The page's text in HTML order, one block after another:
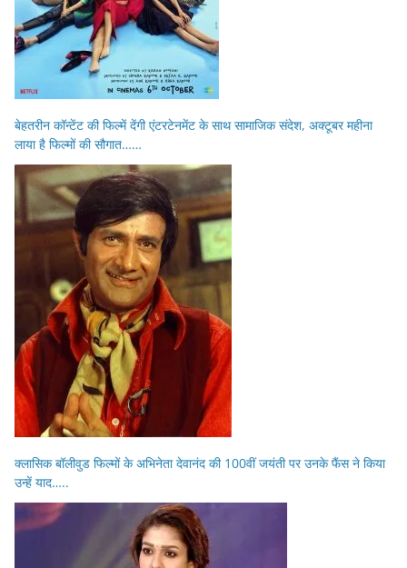
बेहतरीन कॉन्टेंट की फिल्में देंगी एंटरटेनमेंट के साथ सामाजिक संदेश, अक्टूबर महीना
लाया है फिल्मों की सौगात……
क्लासिक बॉलीवुड फिल्मों के अभिनेता देवानंद की 100वीं जयंती पर उनके फैंस ने किया
उन्हें याद…..